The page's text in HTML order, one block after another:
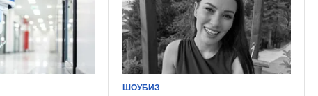
ШОУБИЗ